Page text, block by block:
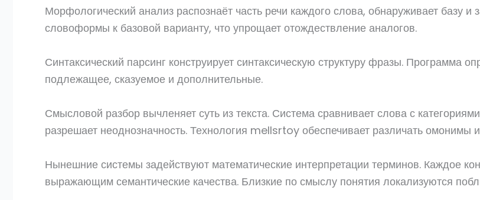
Морфологический анализ распознаёт часть речи каждого слова, обнаруживает базу
словоформы к базовой варианту, что упрощает отождествление аналогов.
Синтаксический парсинг конструирует синтаксическую структуру фразы. Программа
подлежащее, сказуемое и дополнительные.
Смысловой разбор вычленяет суть из текста. Система сравнивает слова с
разрешает неоднозначность. Технология mellsrtoy обеспечивает различать омонимы
Нынешние системы задействуют математические интерпретации терминов. Каждое
выражающим семантические качества. Близкие по смыслу понятия локализуются